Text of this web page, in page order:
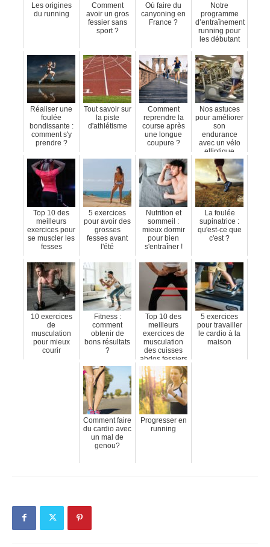
Les origines
du running
Comment
avoir un gros
fessier sans
sport ?
Où faire du
canyoning en
France ?
Notre
programme
d’entraînement
running pour
les débutant
Réaliser une
foulée
bondissante :
comment s'y
prendre ?
Tout savoir sur
la piste
d'athlétisme
Comment
reprendre la
course après
une longue
coupure ?
Nos astuces
pour améliorer
son
endurance
avec un vélo
elliptique
Top 10 des
meilleurs
exercices pour
se muscler les
fesses
5 exercices
pour avoir des
grosses
fesses avant
l'été
Nutrition et
sommeil :
mieux dormir
pour bien
s'entraîner !
La foulée
supinatrice :
qu'est-ce que
c'est ?
10 exercices
de
musculation
pour mieux
courir
Fitness :
comment
obtenir de
bons résultats
?
Top 10 des
meilleurs
exercices de
musculation
des cuisses
abdos fessiers
5 exercices
pour travailler
le cardio à la
maison
Comment faire
du cardio avec
un mal de
genou?
Progresser en
running